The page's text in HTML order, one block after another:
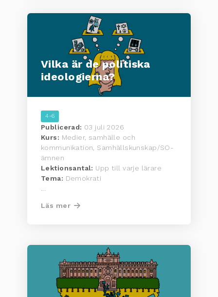
Vilka är de politiska
ideologierna?
4-6
Publicerad: 03 juli 2026
Kurs: Medier, samhälle och
kommunikation, Samhällskunskap/SO-
ämnen
Lektionsantal: Upp till varje lärare
Tema: Demokrati
Läs mer